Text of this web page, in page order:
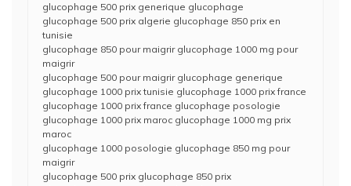
glucophage 500 prix generique glucophage
glucophage 500 prix algerie glucophage 850 prix en
tunisie
glucophage 850 pour maigrir glucophage 1000 mg pour
maigrir
glucophage 500 pour maigrir glucophage generique
glucophage 1000 prix tunisie glucophage 1000 prix france
glucophage 1000 prix france glucophage posologie
glucophage 1000 prix maroc glucophage 1000 mg prix
maroc
glucophage 1000 posologie glucophage 850 mg pour
maigrir
glucophage 500 prix glucophage 850 prix